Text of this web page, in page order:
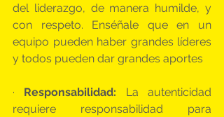
del liderazgo, de manera humilde, y
con respeto. Enséñale que en un
equipo pueden haber grandes líderes
y todos pueden dar grandes aportes
· Responsabilidad: La autenticidad
requiere responsabilidad para